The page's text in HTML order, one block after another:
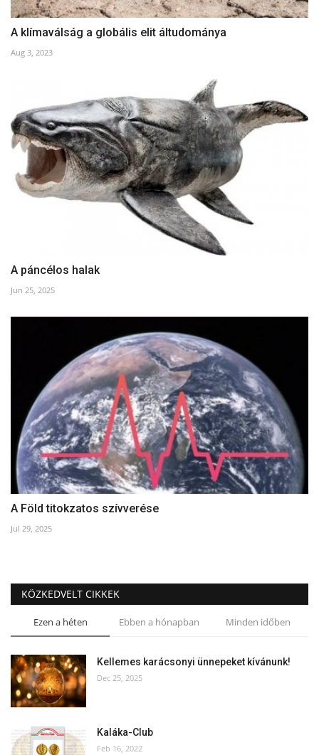
A klímaválság a globális elit áltudománya
Aug 3, 2023
A páncélos halak
Jun 25, 2025
A Föld titokzatos szívverése
Jul 29, 2025
KÖZKEDVELT CIKKEK
Ezen a héten Ebben a hónapban Minden időben
Kellemes karácsonyi ünnepeket kívánunk!
Dec 25, 2025
Kaláka-Club
Feb 16, 2022